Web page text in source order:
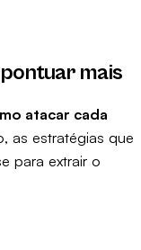
mais
atacar cada
as estratégias que
para extrair o